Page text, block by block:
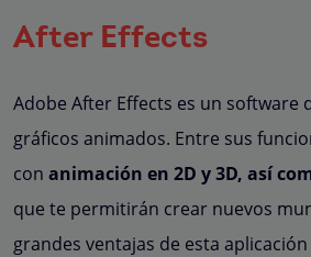
After Effects
Adobe After Effects es un software
gráficos animados. Entre sus
con animación en 2D y 3D, así
que te permitirán crear nuevos
grandes ventajas de esta aplicación